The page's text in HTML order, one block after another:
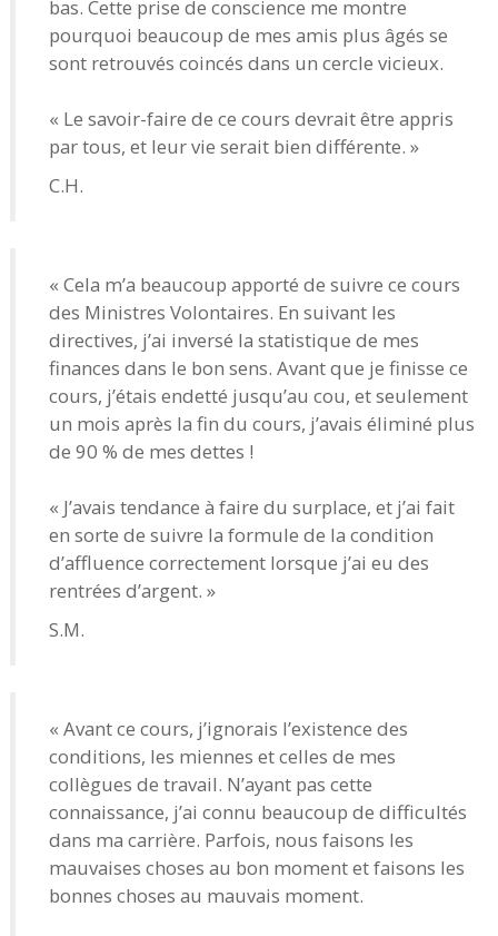
bas. Cette prise de conscience me montre
pourquoi beaucoup de mes amis plus âgés se
sont retrouvés coincés dans un cercle vicieux.
« Le savoir-faire de ce cours devrait être appris
par tous, et leur vie serait bien différente. »
C.H.
« Cela m’a beaucoup apporté de suivre ce cours
des Ministres Volontaires. En suivant les
directives, j’ai inversé la statistique de mes
finances dans le bon sens. Avant que je finisse ce
cours, j’étais endetté jusqu’au cou, et seulement
un mois après la fin du cours, j’avais éliminé plus
de 90 % de mes dettes !
« J’avais tendance à faire du surplace, et j’ai fait
en sorte de suivre la formule de la condition
d’affluence correctement lorsque j’ai eu des
rentrées d’argent. »
S.M.
« Avant ce cours, j’ignorais l’existence des
conditions, les miennes et celles de mes
collègues de travail. N’ayant pas cette
connaissance, j’ai connu beaucoup de difficultés
dans ma carrière. Parfois, nous faisons les
mauvaises choses au bon moment et faisons les
bonnes choses au mauvais moment.